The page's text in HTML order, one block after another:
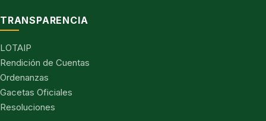
TRANSPARENCIA
LOTAIP
Rendición de Cuentas
Ordenanzas
Gacetas Oficiales
Resoluciones